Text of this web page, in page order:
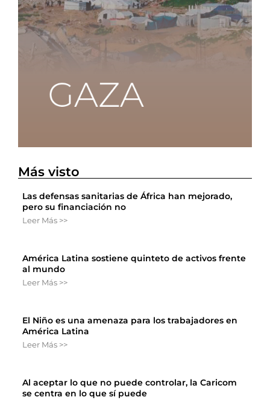
Más visto
Las defensas sanitarias de África han mejorado,
pero su financiación no
Leer Más >>
América Latina sostiene quinteto de activos frente
al mundo
Leer Más >>
El Niño es una amenaza para los trabajadores en
América Latina
Leer Más >>
Al aceptar lo que no puede controlar, la Caricom
se centra en lo que sí puede